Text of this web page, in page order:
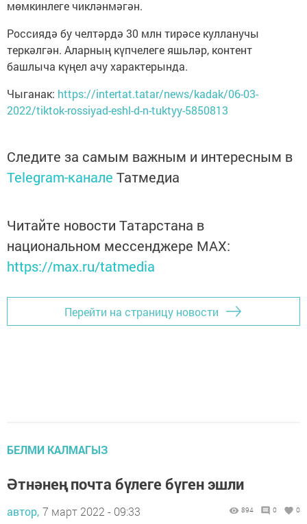
мөмкинлеге чикләнмәгән.
Россиядә бу челтәрдә 30 млн тирәсе кулланучы
теркәлгән. Аларның күпчелеге яшьләр, контент
башлыча күңел ачу характерында.
Чыганак: https://intertat.tatar/news/kadak/06-03-
2022/tiktok-rossiyad-eshl-d-n-tuktyy-5850813
Следите за самым важным и интересным в
Telegram-канале Татмедиа
Читайте новости Татарстана в
национальном мессенджере MАХ:
https://max.ru/tatmedia
Перейти на страницу новости
БЕЛМИ КАЛМАГЫЗ
Әтнәнең почта бүлеге бүген эшли
автор, 7 март 2022 - 09:33 894 0 0